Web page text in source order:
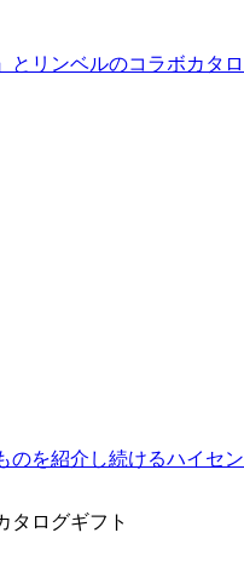
とリンベルのコラボカタ
のを紹介し続けるハイセ
タログギフト